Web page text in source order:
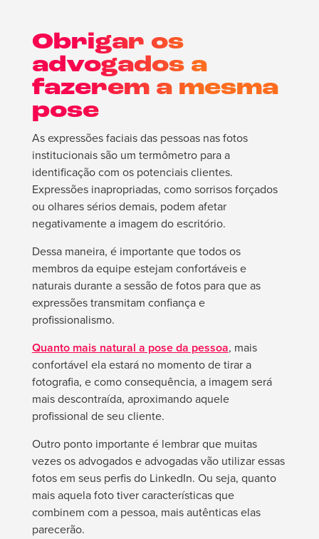
Obrigar os
advogados a
fazerem a mesma
pose
As expressões faciais das pessoas nas fotos
institucionais são um termômetro para a
identificação com os potenciais clientes.
Expressões inapropriadas, como sorrisos forçados
ou olhares sérios demais, podem afetar
negativamente a imagem do escritório.
Dessa maneira, é importante que todos os
membros da equipe estejam confortáveis e
naturais durante a sessão de fotos para que as
expressões transmitam confiança e
profissionalismo.
Quanto mais natural a pose da pessoa, mais
confortável ela estará no momento de tirar a
fotografia, e como consequência, a imagem será
mais descontraída, aproximando aquele
profissional de seu cliente.
Outro ponto importante é lembrar que muitas
vezes os advogados e advogadas vão utilizar essas
fotos em seus perfis do LinkedIn. Ou seja, quanto
mais aquela foto tiver características que
combinem com a pessoa, mais autênticas elas
parecerão.